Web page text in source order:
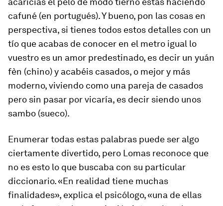
cafuné (en portugués). Y bueno, pon las cosas en
perspectiva, si tienes todos estos detalles con un
tío que acabas de conocer en el metro igual lo
vuestro es un amor predestinado, es decir un yuán
fèn (chino) y acabéis casados, o mejor y más
moderno, viviendo como una pareja de casados
pero sin pasar por vicaría, es decir siendo unos
sambo (sueco).
Enumerar todas estas palabras puede ser algo
ciertamente divertido, pero Lomas reconoce que
no es esto lo que buscaba con su particular
diccionario. «En realidad tiene muchas
finalidades», explica el psicólogo, «una de ellas